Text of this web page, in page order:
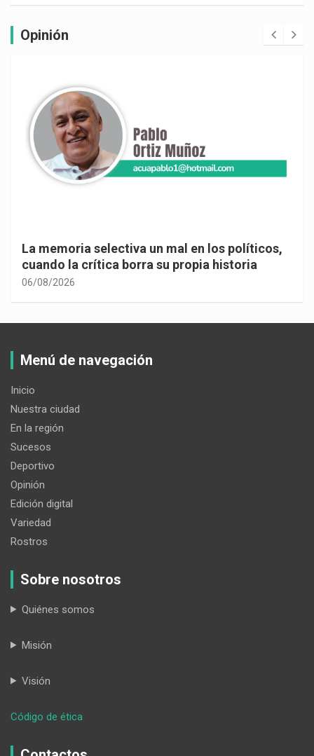
Opinión
La memoria selectiva un mal en los políticos,
cuando la crítica borra su propia historia
06/08/2026
Menú de navegación
Inicio
Nuestra ciudad
En la región
Sucesos
Deportivo
Opinión
Edición digital
Variedad
Rostros
Sobre nosotros
Quiénes somos
Misión
Visión
Código de ética